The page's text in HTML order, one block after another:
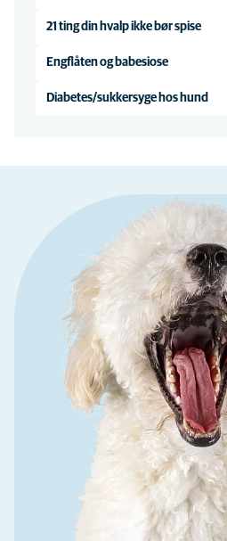
21 ting din hvalp ikke bør spise
Engflåten og babesiose
Diabetes/sukkersyge hos hund